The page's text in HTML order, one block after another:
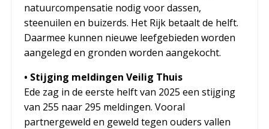
natuurcompensatie nodig voor dassen,
steenuilen en buizerds. Het Rijk betaalt de helft.
Daarmee kunnen nieuwe leefgebieden worden
aangelegd en gronden worden aangekocht.
• Stijging meldingen Veilig Thuis
Ede zag in de eerste helft van 2025 een stijging
van 255 naar 295 meldingen. Vooral
partnergeweld en geweld tegen ouders vallen